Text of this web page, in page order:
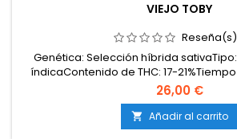
VIEJO TOBY
Genética: Selección híbrida sativaTipo:
índicaContenido de THC: 17-
semanas en interiorProducción en
g/m²Producción en exterior: 700-950
mediados de octubre)Altura: 100-140
250 cm en exteriorAromas y sabores:
26,00 €
 Añadir al carrito